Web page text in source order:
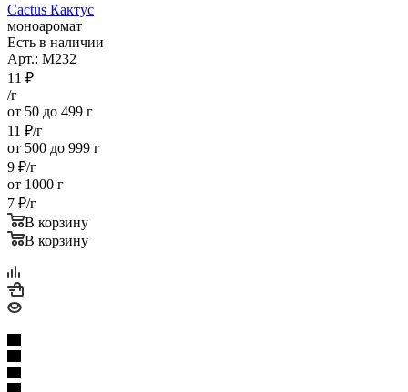
Cactus Кактус
моноаромат
Есть в наличии
Арт.: M232
11 ₽
/г
от 50 до 499 г
11 ₽/г
от 500 до 999 г
9 ₽/г
от 1000 г
7 ₽/г
В корзину
В корзину